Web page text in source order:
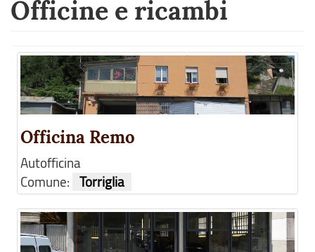
Officine e ricambi
Officina Remo
Autofficina
Comune: Torriglia